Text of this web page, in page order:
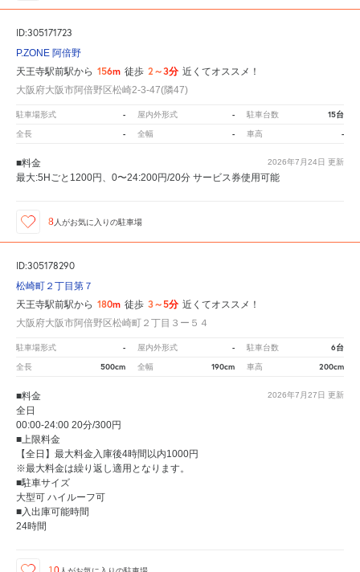
ID:305171723
P.ZONE 阿倍野
天王寺駅前駅から 156m 徒歩 2～3分 近くてオススメ！
大阪府大阪市阿倍野区松崎2-3-47(隣47)
駐車場形式 - 屋内外形式 - 駐車台数 15台
全長 - 全幅 - 車高 -
2026年7月24日 更新
■料金
最大:5Hごと1200円、0〜24:200円/20分 サービス券使用可能
8 人がお気に入りの駐車場
ID:305178290
松崎町２丁目第７
天王寺駅前駅から 180m 徒歩 3～5分 近くてオススメ！
大阪府大阪市阿倍野区松崎町２丁目３ー５４
駐車場形式 - 屋内外形式 - 駐車台数 6台
全長 500cm 全幅 190cm 車高 200cm
2026年7月27日 更新
■料金
全日
00:00-24:00 20分/300円
■上限料金
【全日】最大料金入庫後4時間以内1000円
※最大料金は繰り返し適用となります。
■駐車サイズ
大型可 ハイルーフ可
■入出庫可能時間
24時間